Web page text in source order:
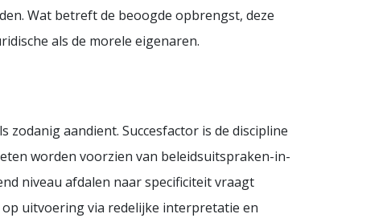
Wat betreft de beoogde opbrengst, deze
als de morele eigenaren.
zodanig aandient. Succesfactor is de discipline
worden voorzien van beleidsuitspraken-in-
niveau afdalen naar specificiteit vraagt
uitvoering via redelijke interpretatie en